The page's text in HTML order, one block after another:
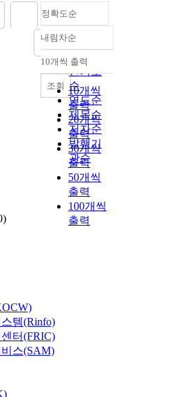
정확도순
정확도
순
인기도
순
연도순
제목순
저자순
발행기
관순
내림차순
내림차순
10개씩 출력
10개씩
출력
20개씩
출력
30개씩
출력
50개씩
출력
100개씩
출력
조회
템(Rinfo)
터(FRIC)
스(SAM)